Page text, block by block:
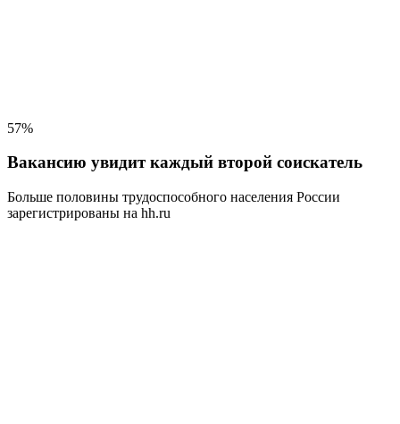
57%
Вакансию увидит каждый второй соискатель
Больше половины трудоспособного населения России
зарегистрированы на hh.ru